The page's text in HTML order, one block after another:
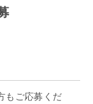
もご応募くだ